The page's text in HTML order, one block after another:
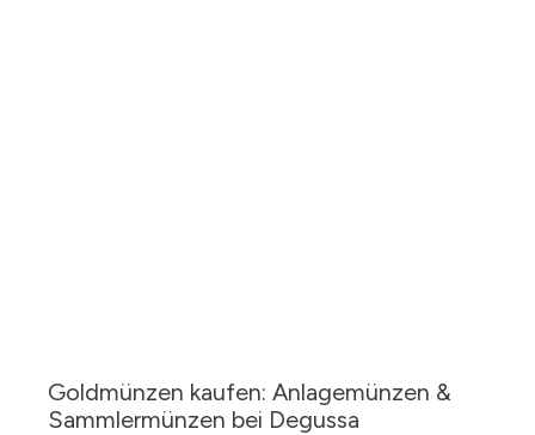
Goldmünzen kaufen: Anlagemünzen &
Sammlermünzen bei Degussa